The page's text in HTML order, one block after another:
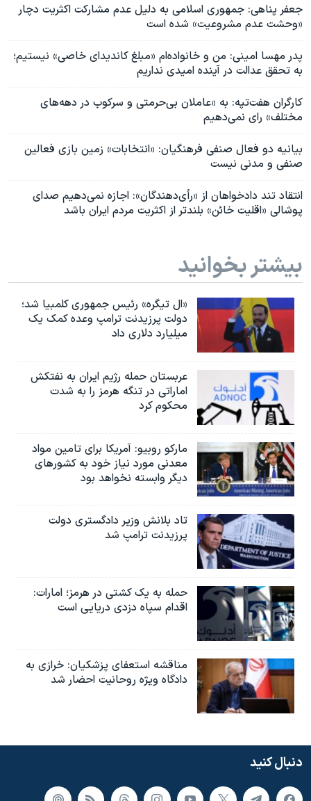
جعفر پناهی: جمهوری اسلامی به دلیل عدم مشارکت اکثریت دچار
«وحشت عدم مشروعیت»‌ شده است
پدر مهسا امینی: من و خانواده‌ام «مبلغ کاندیدای خاصی» نیستیم؛
به تحقق عدالت در آینده امیدی نداریم
کارگران هفت‌تپه: به «عاملان بی‌حرمتی و سرکوب در دهه‌های
مختلف» رای نمی‌دهیم
بیانیه دو فعال صنفی فرهنگیان: «انتخابات» زمین بازی فعالین
صنفی و مدنی نیست
انتقاد تند دادخواهان از «رأی‌دهندگان»: اجازه نمی‌دهیم صدای
پوشالی «اقلیت خائن» بلندتر از اکثریت مردم ایران باشد
بیشتر بخوانید
«ال تیگره» رئیس جمهوری کلمبیا شد؛
دولت پرزیدنت ترامپ وعده کمک یک
میلیارد دلاری داد
عربستان حمله رژیم ایران به نفتکش
اماراتی در تنگه هرمز را به‌ شدت
محکوم کرد
مارکو روبیو: آمریکا برای تامین مواد
معدنی مورد نیاز خود به کشورهای
دیگر وابسته نخواهد بود
تاد بلانش وزیر دادگستری دولت
پرزیدنت ترامپ شد
حمله به یک کشتی در هرمز؛ امارات:
اقدام سپاه دزدی دریایی است
مناقشه استعفای پزشکیان: خرازی به
دادگاه ویژه روحانیت احضار شد
دنبال کنید